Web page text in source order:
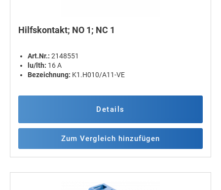
Hilfskontakt; NO 1; NC 1
Art.Nr.: 2148551
lu/lth: 16 A
Bezeichnung: K1.H010/A11-VE
Details
Zum Vergleich hinzufügen